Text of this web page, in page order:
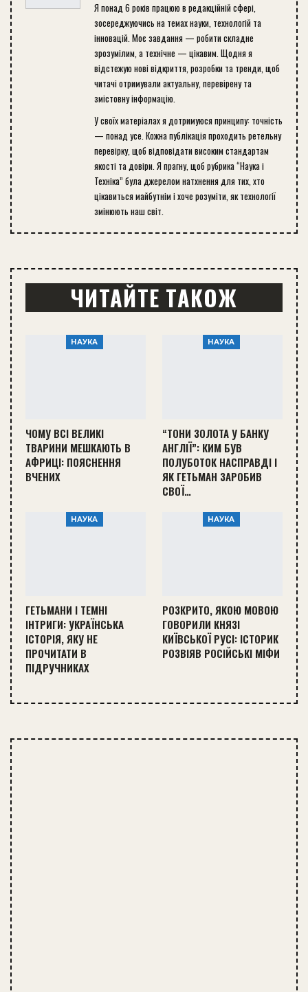
Я понад 6 років працюю в редакційній сфері,
зосереджуючись на темах науки, технологій та
інновацій. Моє завдання — робити складне
зрозумілим, а технічне — цікавим. Щодня я
відстежую нові відкриття, розробки та тренди, щоб
читачі отримували актуальну, перевірену та
змістовну інформацію.
У своїх матеріалах я дотримуюся принципу: точність
— понад усе. Кожна публікація проходить ретельну
перевірку, щоб відповідати високим стандартам
якості та довіри. Я прагну, щоб рубрика “Наука і
Техніка” була джерелом натхнення для тих, хто
цікавиться майбутнім і хоче розуміти, як технології
змінюють наш світ.
ЧИТАЙТЕ ТАКОЖ
НАУКА
ЧОМУ ВСІ ВЕЛИКІ
ТВАРИНИ МЕШКАЮТЬ В
АФРИЦІ: ПОЯСНЕННЯ
ВЧЕНИХ
НАУКА
“ТОНИ ЗОЛОТА У БАНКУ
АНГЛІЇ”: КИМ БУВ
ПОЛУБОТОК НАСПРАВДІ І
ЯК ГЕТЬМАН ЗАРОБИВ
СВОЇ…
НАУКА
ГЕТЬМАНИ І ТЕМНІ
ІНТРИГИ: УКРАЇНСЬКА
ІСТОРІЯ, ЯКУ НЕ
ПРОЧИТАТИ В
ПІДРУЧНИКАХ
НАУКА
РОЗКРИТО, ЯКОЮ МОВОЮ
ГОВОРИЛИ КНЯЗІ
КИЇВСЬКОЇ РУСІ: ІСТОРИК
РОЗВІЯВ РОСІЙСЬКІ МІФИ